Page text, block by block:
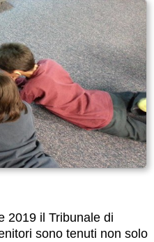
2019 il Tribunale di
sono tenuti non solo